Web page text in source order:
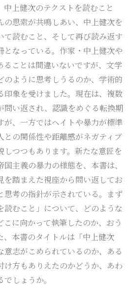
上健次のテクストを読むこと
の思索が共鳴しあい、中上健次を
て読むこと、そして再び読み返す
となっている。作家・中上健次や
ることは間違いないですが、文学
のように思考しうるのか、学術的
印象を受けました。現在は、複数
問い返され、認識をめぐる転換期
が、一方ではヘイトや暴力が標準
との関係性や距離感がネガティブ
しつつもあります。新たな意匠を
主義の暴力の様態を、本書は、
を踏まえた視座から問い返してお
思考の指針が示されている。まず
読むこと」について、どのような
こに向かって執筆したのか、おう
、本書のタイトルは「中上健次
意志がこめられているのか、ある
け方もありえたのかどうか、あわ
しょうか。